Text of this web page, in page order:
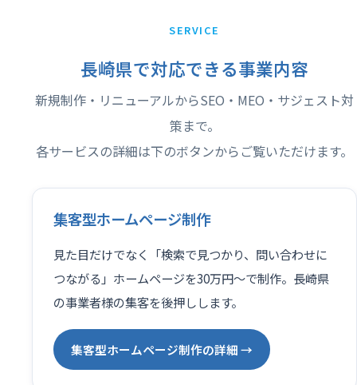
SERVICE
長崎県で対応できる事業内容
新規制作・リニューアルからSEO・MEO・サジェスト対
策まで。
各サービスの詳細は下のボタンからご覧いただけます。
集客型ホームページ制作
見た目だけでなく「検索で見つかり、問い合わせに
つながる」ホームページを30万円〜で制作。長崎県
の事業者様の集客を後押しします。
集客型ホームページ制作の詳細 →